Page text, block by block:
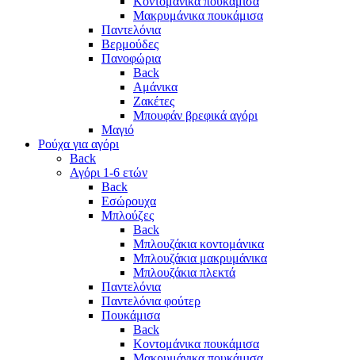
Μακρυμάνικα πουκάμισα
Παντελόνια
Βερμούδες
Πανοφώρια
Back
Αμάνικα
Ζακέτες
Μπουφάν βρεφικά αγόρι
Μαγιό
Ρούχα για αγόρι
Back
Αγόρι 1-6 ετών
Back
Εσώρουχα
Μπλούζες
Back
Μπλουζάκια κοντομάνικα
Μπλουζάκια μακρυμάνικα
Μπλουζάκια πλεκτά
Παντελόνια
Παντελόνια φούτερ
Πουκάμισα
Back
Κοντομάνικα πουκάμισα